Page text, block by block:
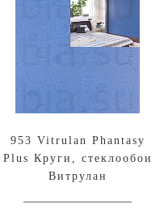
953 Vitrulan Phantasy
Plus Круги, стеклообои
Витрулан